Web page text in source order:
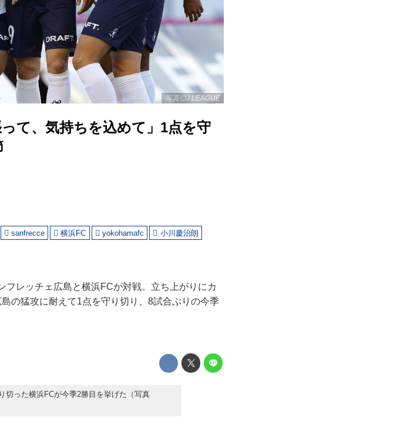
写真◎J.LEAGUE
て、気持ちを込めて」1点を守
sanfrecce 横浜FC yokohamafc
小川慶治朗
レッチェ広島と横浜FCが対戦。立ち上がりにカ
の猛攻に耐えて1点を守り切り、8試合ぶりの今季
切った横浜FCが今季2勝目を挙げた（写真